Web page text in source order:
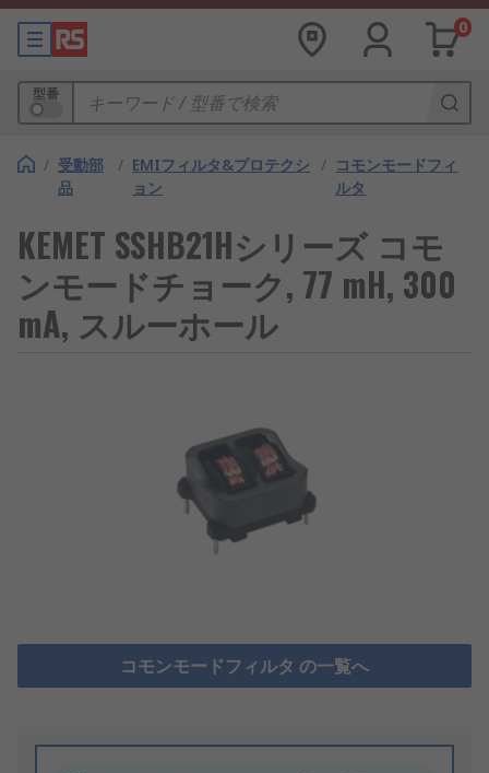
0
型番
/ 受動部
品
/ EMIフィルタ&プロテクシ
ョン
/ コモンモードフィ
ルタ
KEMET SSHB21Hシリーズ コモ
ンモードチョーク, 77 mH, 300
mA, スルーホール
コモンモードフィルタ の一覧へ